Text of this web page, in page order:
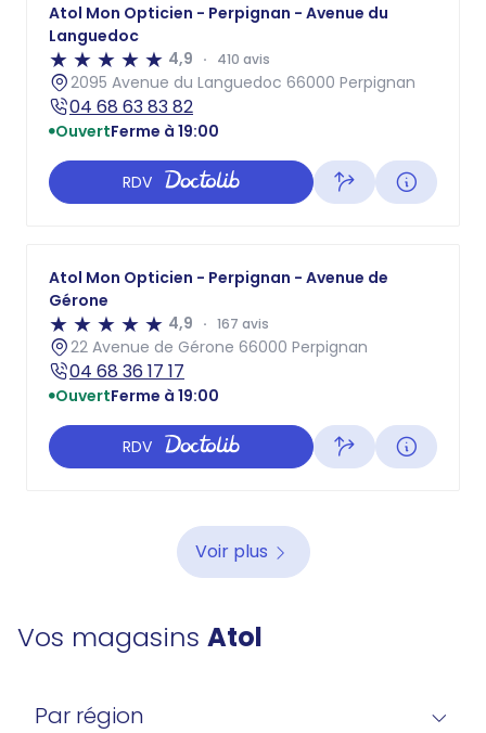
Atol Mon Opticien - Perpignan - Avenue du
Languedoc
4,9
410 avis
2095 Avenue du Languedoc 66000 Perpignan
04 68 63 83 82
OuvertFerme à 19:00
RDV
Atol Mon Opticien - Perpignan - Avenue de
Gérone
4,9
167 avis
22 Avenue de Gérone 66000 Perpignan
04 68 36 17 17
OuvertFerme à 19:00
RDV
Voir plus
Vos magasins Atol
Par région